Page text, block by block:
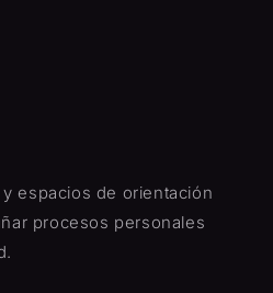
espacios de orientación
procesos personales